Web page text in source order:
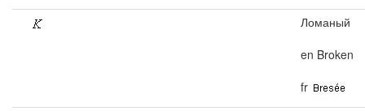
Ломаный
en Broken
fr